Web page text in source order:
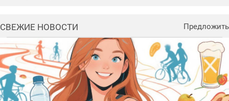
СВЕЖИЕ НОВОСТИ Предложить